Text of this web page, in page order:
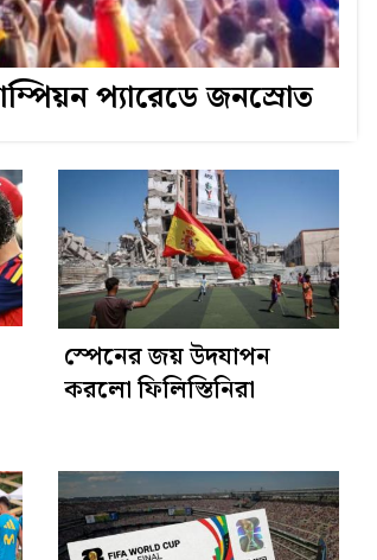
প্যারেডে জনস্রোত
স্পেনের জয় উদযাপন
করলো ফিলিস্তিনিরা